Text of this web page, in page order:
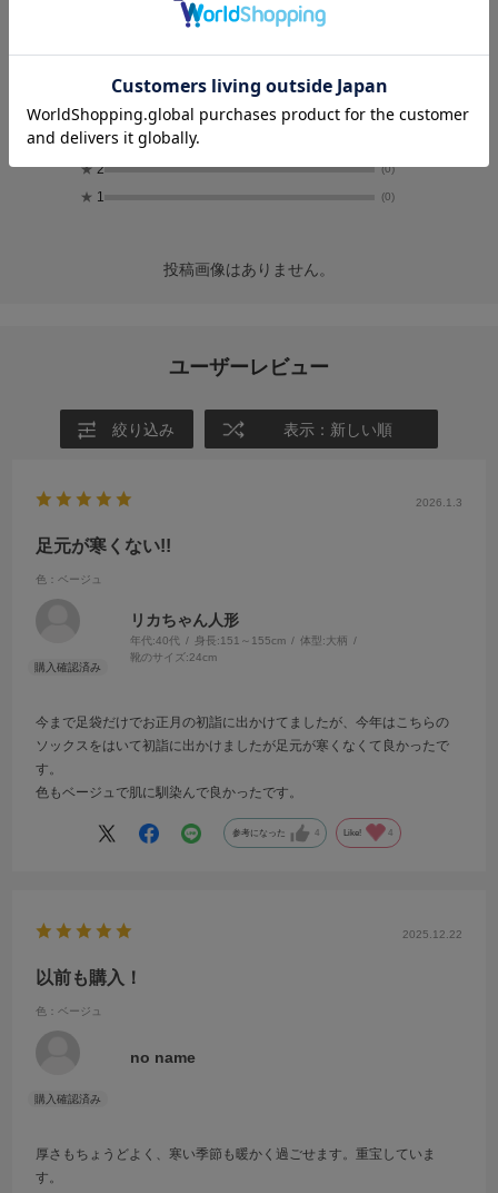
(6)
★ 4 (0)
★ 3
★ 2 (0)
★ 1 (0)
投稿画像はありません。
ユーザーレビュー
絞り込み 表示：新しい順
2026.1.3
足元が寒くない!!
色：ベージュ
リカちゃん人形
年代:40代 身長:151～155cm 体型:大柄
靴のサイズ:24cm
今まで足袋だけでお正月の初詣に出かけてましたが、今年はこちらの
ソックスをはいて初詣に出かけましたが足元が寒くなくて良かったで
す。
色もベージュで肌に馴染んで良かったです。
参考になった 4 Like! 4
2025.12.22
以前も購入！
色：ベージュ
no name
厚さもちょうどよく、寒い季節も暖かく過ごせます。重宝していま
す。